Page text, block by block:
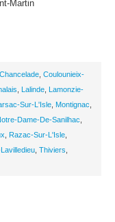
Martin
Chancelade Coulounieix-
Lalinde Lamonzie-
Sur-L'Isle Montignac
Dame-De-Sanilhac
Razac-Sur-L'Isle
Thiviers